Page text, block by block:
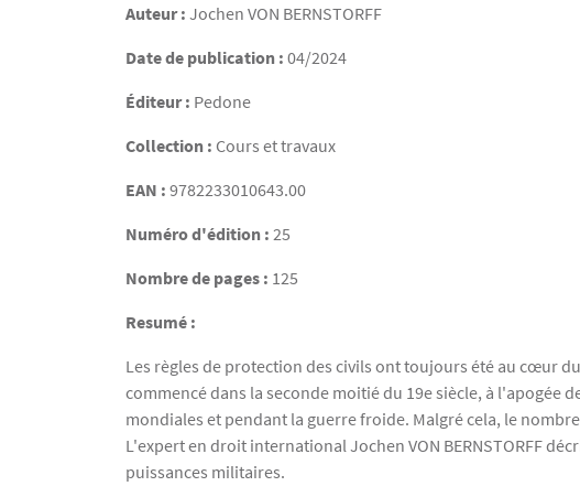
Auteur : Jochen VON BERNSTORFF
Date de publication : 04/2024
Éditeur : Pedone
Collection : Cours et travaux
EAN : 9782233010643.00
Numéro d'édition : 25
Nombre de pages : 125
Resumé :
Les règles de protection des civils ont toujours été au cœur
commencé dans la seconde moitié du 19e siècle, à l'apogée
mondiales et pendant la guerre froide. Malgré cela, le
L'expert en droit international Jochen VON BERNSTORFF
puissances militaires.